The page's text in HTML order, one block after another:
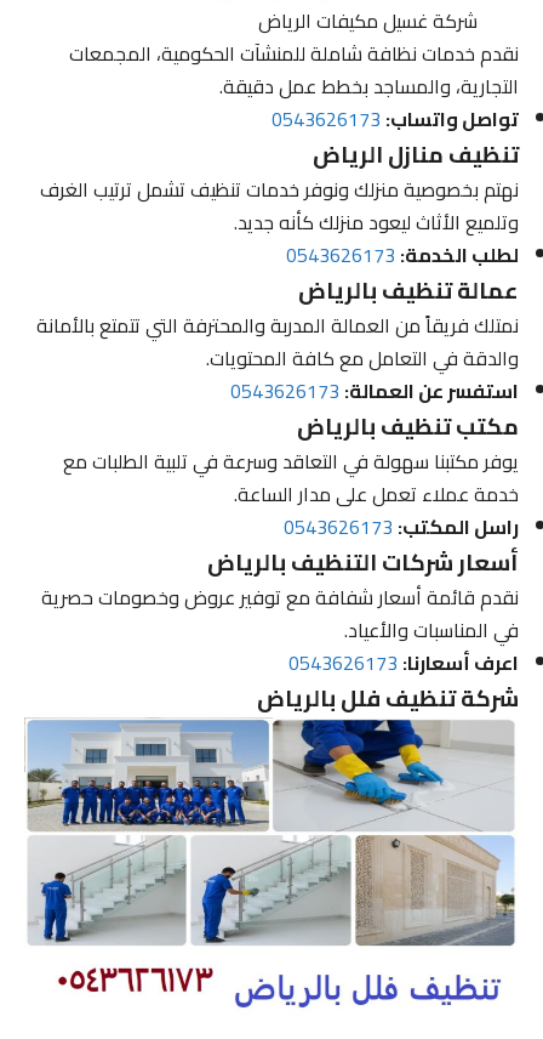
شركة غسيل مكيفات الرياض
نقدم خدمات نظافة شاملة للمنشآت الحكومية، المجمعات
التجارية، والمساجد بخطط عمل دقيقة.
تواصل واتساب:0543626173
تنظيف منازل الرياض
نهتم بخصوصية منزلك ونوفر خدمات تنظيف تشمل ترتيب الغرف
وتلميع الأثاث ليعود منزلك كأنه جديد.
لطلب الخدمة:0543626173
عمالة تنظيف بالرياض
نمتلك فريقاً من العمالة المدربة والمحترفة التي تتمتع بالأمانة
والدقة في التعامل مع كافة المحتويات.
استفسر عن العمالة:0543626173
مكتب تنظيف بالرياض
يوفر مكتبنا سهولة في التعاقد وسرعة في تلبية الطلبات مع
خدمة عملاء تعمل على مدار الساعة.
راسل المكتب:0543626173
أسعار شركات التنظيف بالرياض
نقدم قائمة أسعار شفافة مع توفير عروض وخصومات حصرية
في المناسبات والأعياد.
اعرف أسعارنا:0543626173
شركة تنظيف فلل بالرياض